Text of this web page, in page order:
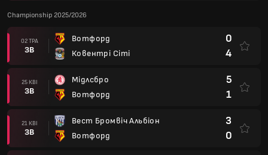
Championship 2025/2026
02 ТРА
ЗВ
Вотфорд
Ковентрі Сіті
0
4
25 КВІ
ЗВ
Мідлсбро
Вотфорд
5
1
21 КВІ
ЗВ
Вест Бромвіч Альбіон
Вотфорд
3
0